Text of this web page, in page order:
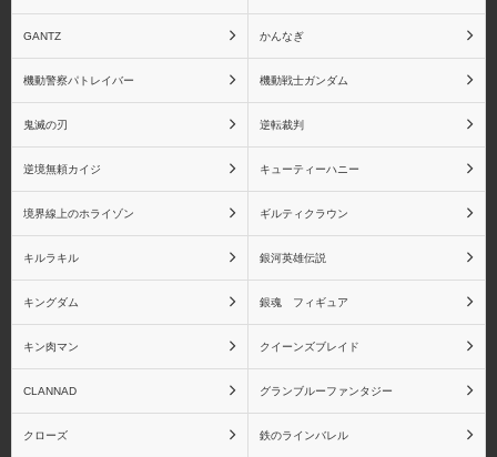
鬼滅の刃 Figuarts mini シ
鬼滅の刃 フィギュアー
ツZERO シリーズ
虎杖悠仁 伏黒恵
五条悟
(一番くじ)
GANTZ かんなぎ
機動警察パトレイバー 機動戦士ガンダム
鬼滅の刃 逆転裁判
逆境無頼カイジ キューティーハニー
境界線上のホライゾン ギルティクラウン
キルラキル 銀河英雄伝説
キングダム 銀魂 フィギュア
キン肉マン クイーンズブレイド
CLANNAD グランブルーファンタジー
クローズ 鉄のラインバレル